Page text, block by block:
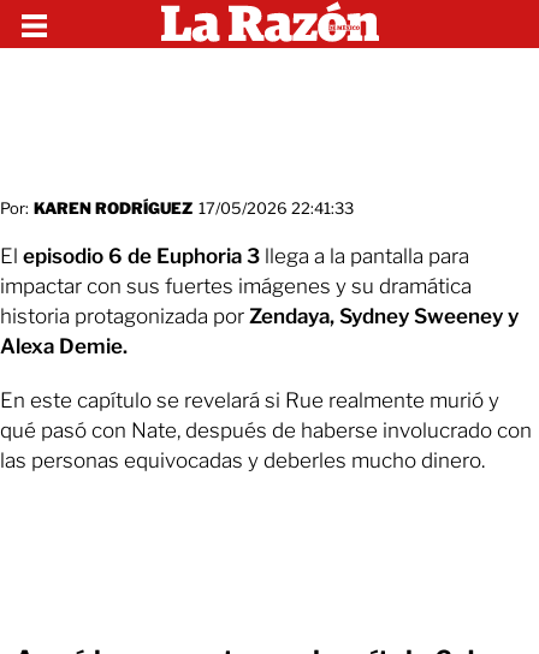
Por: KAREN RODRÍGUEZ 17/05/2026 22:41:33
El episodio 6 de Euphoria 3 llega a la pantalla para
impactar con sus fuertes imágenes y su dramática
historia protagonizada por Zendaya, Sydney Sweeney y
Alexa Demie.
En este capítulo se revelará si Rue realmente murió y
qué pasó con Nate, después de haberse involucrado con
las personas equivocadas y deberles mucho dinero.